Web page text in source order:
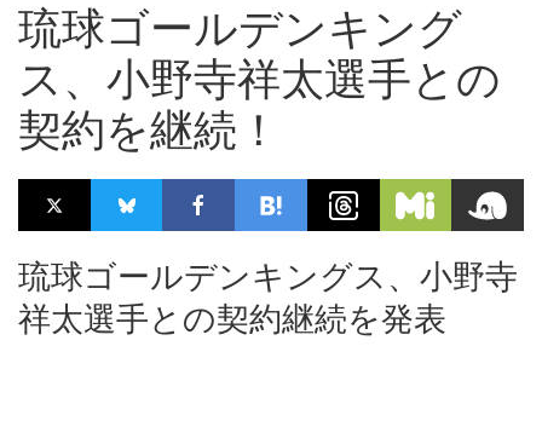
琉球ゴールデンキング
ス、小野寺祥太選手との
契約を継続！
琉球ゴールデンキングス、小野寺
祥太選手との契約継続を発表